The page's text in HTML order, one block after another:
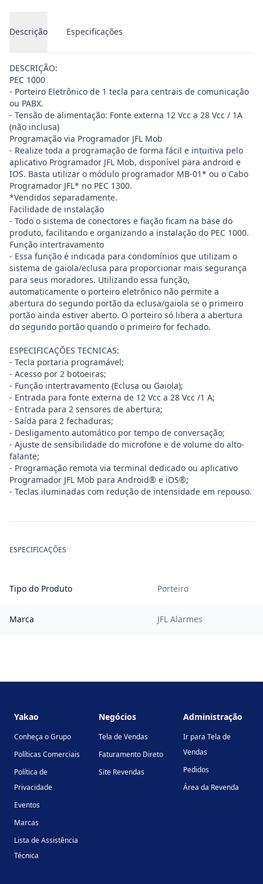
Descrição Especificações
DESCRIÇÃO:
PEC 1000
- Porteiro Eletrônico de 1 tecla para centrais de comunicação
ou PABX.
- Tensão de alimentação: Fonte externa 12 Vcc a 28 Vcc / 1A
(não inclusa)
Programação via Programador JFL Mob
- Realize toda a programação de forma fácil e intuitiva pelo
aplicativo Programador JFL Mob, disponível para android e
IOS. Basta utilizar o módulo programador MB-01* ou o Cabo
Programador JFL* no PEC 1300.
*Vendidos separadamente.
Facilidade de instalação
- Todo o sistema de conectores e fiação ficam na base do
produto, facilitando e organizando a instalação do PEC 1000.
Função intertravamento
- Essa função é indicada para condomínios que utilizam o
sistema de gaiola/eclusa para proporcionar mais segurança
para seus moradores. Utilizando essa função,
automaticamente o porteiro eletrônico não permite a
abertura do segundo portão da eclusa/gaiola se o primeiro
portão ainda estiver aberto. O porteiro só libera a abertura
do segundo portão quando o primeiro for fechado.
ESPECIFICAÇÕES TECNICAS:
- Tecla portaria programável;
- Acesso por 2 botoeiras;
- Função intertravamento (Eclusa ou Gaiola);
- Entrada para fonte externa de 12 Vcc a 28 Vcc /1 A;
- Entrada para 2 sensores de abertura;
- Saída para 2 fechaduras;
- Desligamento automático por tempo de conversação;
- Ajuste de sensibilidade do microfone e de volume do alto-
falante;
- Programação remota via terminal dedicado ou aplicativo
Programador JFL Mob para Android® e iOS®;
- Teclas iluminadas com redução de intensidade em repouso.
ESPECIFICAÇÕES
Tipo do Produto Porteiro
Marca JFL Alarmes
Yakao
Conheça o Grupo
Políticas Comerciais
Política de
Privacidade
Eventos
Marcas
Lista de Assistência
Técnica
Negócios
Tela de Vendas
Faturamento Direto
Site Revendas
Administração
Ir para Tela de
Vendas
Pedidos
Área da Revenda